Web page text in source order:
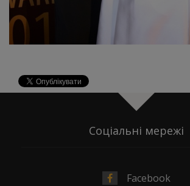
Соціальні мережі
Facebook